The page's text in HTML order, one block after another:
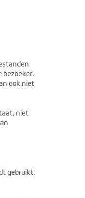
bezoeker.
ook niet
niet
gebruikt.